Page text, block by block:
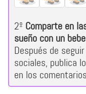
2º Comparte en
sueño con un
Después de
sociales, publica
en los